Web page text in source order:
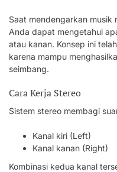
Saat mendengarkan musik
Anda dapat mengetahui
atau kanan. Konsep ini
karena mampu
seimbang.
Cara Kerja Stereo
Sistem stereo membagi
Kanal kiri (Left)
Kanal kanan (Right)
Kombinasi kedua kanal